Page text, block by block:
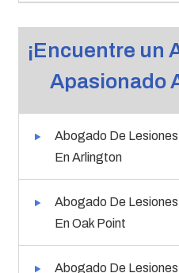
¡Encuentre un
Apasionado
Abogado De
En Arlington
Abogado De
En Oak Point
Abogado De